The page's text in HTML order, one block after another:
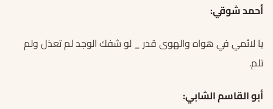
أحمد شوقي:
يا لائمي في هواه والهوى قدر _ لو شفك الوجد لم تعذل ولم
تلم.
أبو القاسم الشابي: